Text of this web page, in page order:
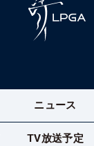
ニュース
TV放送予定